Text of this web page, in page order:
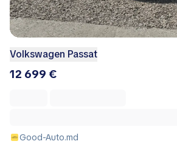
Volkswagen Passat
12 699 €
Good-Auto.md